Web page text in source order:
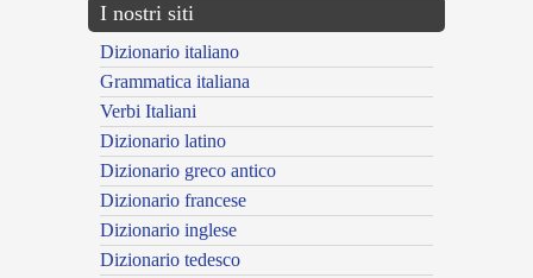
I nostri siti
Dizionario italiano
Grammatica italiana
Verbi Italiani
Dizionario latino
Dizionario greco antico
Dizionario francese
Dizionario inglese
Dizionario tedesco